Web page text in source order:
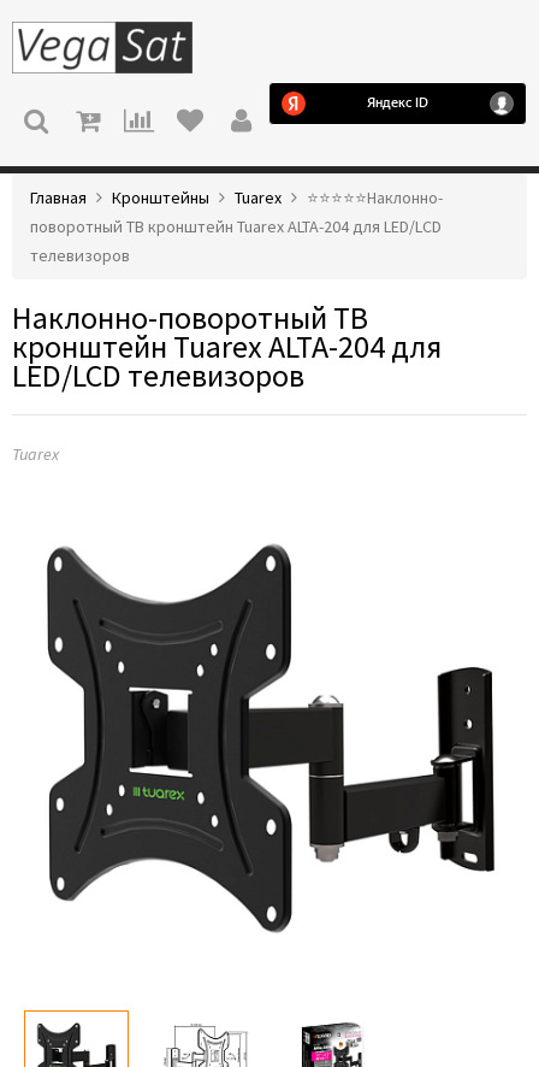
МЕНЮ
Главная Кронштейны Tuarex
⭐️⭐️⭐️⭐️⭐️Наклонно-
поворотный ТВ кронштейн Tuarex ALTA-204 для LED/LCD
телевизоров
Наклонно-поворотный ТВ
кронштейн Tuarex ALTA-204 для
LED/LCD телевизоров
Tuarex